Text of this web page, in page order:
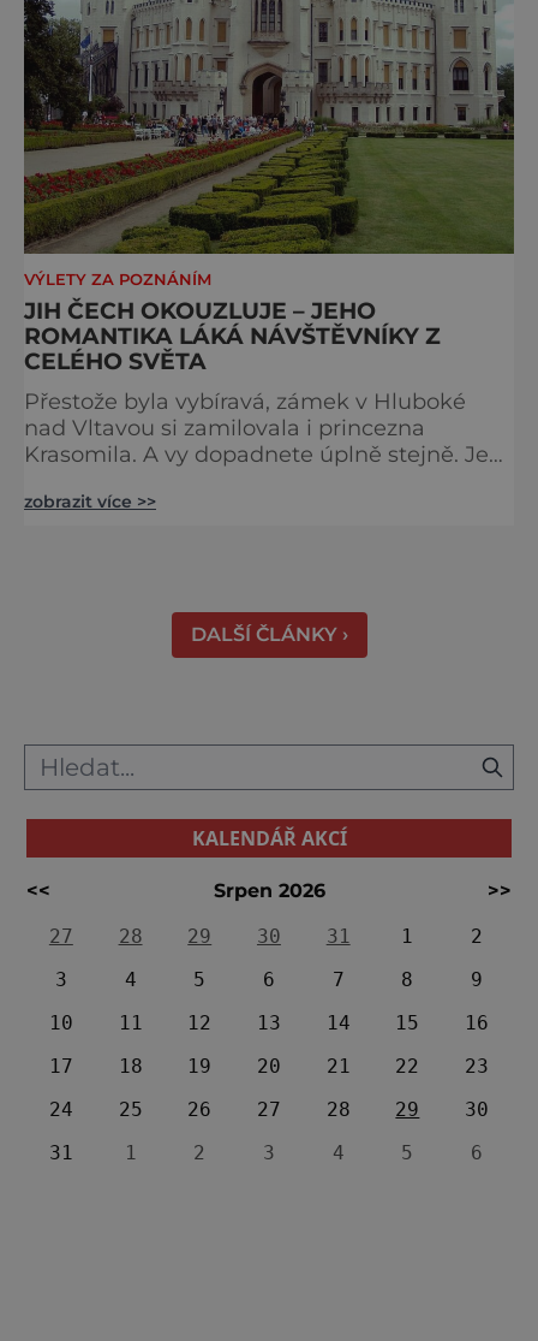
VÝLETY ZA POZNÁNÍM
JIH ČECH OKOUZLUJE – JEHO
ROMANTIKA LÁKÁ NÁVŠTĚVNÍKY Z
CELÉHO SVĚTA
Přestože byla vybíravá, zámek v Hluboké
nad Vltavou si zamilovala i princezna
Krasomila. A vy dopadnete úplně stejně. Je
jako nazdobený bílý dort na svatební tabuli.
zobrazit více >>
DALŠÍ ČLÁNKY ›
KALENDÁŘ AKCÍ
<< Srpen 2026
>>
27
28 29 30 31 1
2
3
4 5 6 7 8
9
10
11 12 13 14 15
16
17
18 19 20 21 22
23
24
25 26 27 28 29
30
31
1 2 3 4 5 6